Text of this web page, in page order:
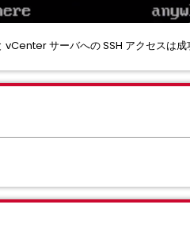
サーバへの SSH アクセスは成